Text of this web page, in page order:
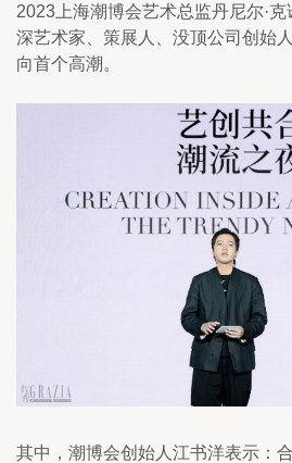
2023上海潮博会艺术总监丹尼尔·
深艺术家、策展人、没顶公司创始
向首个高潮。
其中，潮博会创始人江书洋表示：